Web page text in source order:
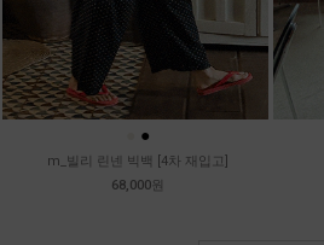
●
m_빌리 린넨 빅백 [4차 재입고]
68,000원